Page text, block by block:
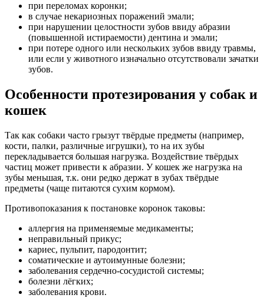
при переломах коронки;
в случае некариозных поражений эмали;
при нарушении целостности зубов ввиду абразии
(повышенной истираемости) дентина и эмали;
при потере одного или нескольких зубов ввиду травмы,
или если у животного изначально отсутствовали зачатки
зубов.
Особенности протезирования у собак и
кошек
Так как собаки часто грызут твёрдые предметы (например,
кости, палки, различные игрушки), то на их зубы
перекладывается большая нагрузка. Воздействие твёрдых
частиц может привести к абразии. У кошек же нагрузка на
зубы меньшая, т.к. они редко держат в зубах твёрдые
предметы (чаще питаются сухим кормом).
Противопоказания к постановке коронок таковы:
аллергия на применяемые медикаменты;
неправильный прикус;
кариес, пульпит, пародонтит;
соматические и аутоимунные болезни;
заболевания сердечно-сосудистой системы;
болезни лёгких;
заболевания крови.